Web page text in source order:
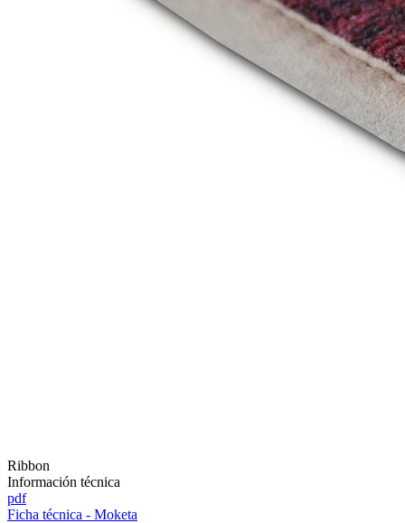
Ribbon
Información técnica
pdf
Ficha técnica - Moketa